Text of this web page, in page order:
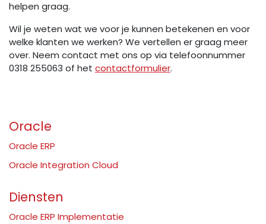
helpen graag.
Wil je weten wat we voor je kunnen betekenen en voor
welke klanten we werken? We vertellen er graag meer
over. Neem contact met ons op via telefoonnummer
0318 255063 of het contactformulier.
Oracle
Oracle ERP
Oracle Integration Cloud
Diensten
Oracle ERP Implementatie